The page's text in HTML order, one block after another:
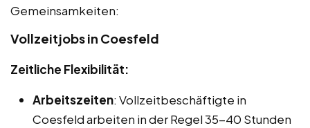
Gemeinsamkeiten:
Vollzeitjobs in Coesfeld
Zeitliche Flexibilität:
Arbeitszeiten: Vollzeitbeschäftigte in
Coesfeld arbeiten in der Regel 35-40 Stunden